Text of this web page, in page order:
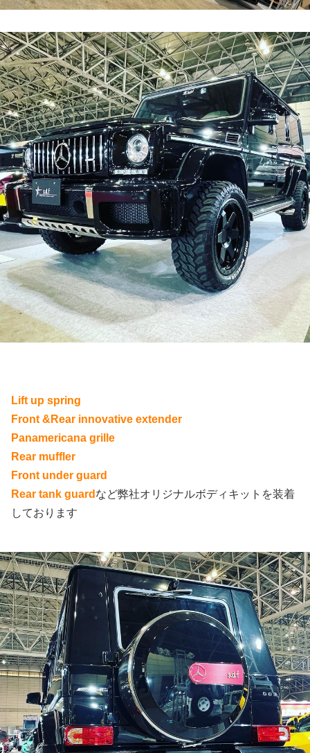
Lift up spring
Front &Rear innovative extender
Panamericana grille
Rear muffler
Front under guard
Rear tank guard など弊社オリジナルボディキットを装着
しております